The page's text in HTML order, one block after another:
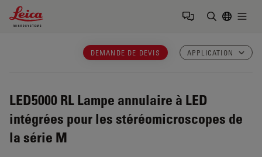
Leica Microsystems Logo
DEMANDE DE DEVIS APPLICATION
LED5000 RL Lampe annulaire à LED
intégrées pour les stéréomicroscopes de
la série M